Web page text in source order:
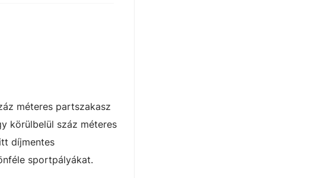
méteres partszakasz
körülbelül száz méteres
díjmentes
sportpályákat.